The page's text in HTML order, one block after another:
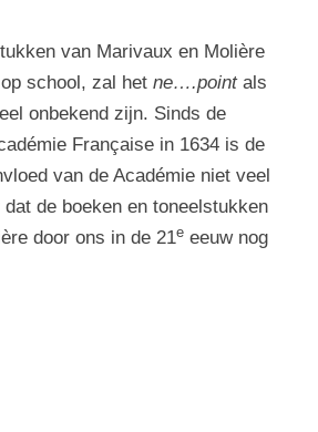
van Marivaux en Molière
school, zal het ne….pointals
onbekend zijn. Sinds de
Française in 1634 is de
van de Académie niet veel
de boeken en toneelstukken
door ons in de 21e eeuw nog